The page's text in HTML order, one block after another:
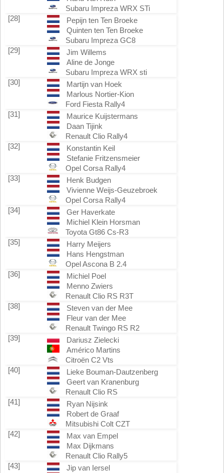
Subaru Impreza WRX STi
[28]
Pepijn ten Ten Broeke
Quinten ten Ten Broeke
Subaru Impreza GC8
[29]
Jim Willems
Aline de Jonge
Subaru Impreza WRX sti
[30]
Martijn van Hoek
Marlous Nortier-Kion
Ford Fiesta Rally4
[31]
Maurice Kuijstermans
Daan Tijink
Renault Clio Rally4
[32]
Konstantin Keil
Stefanie Fritzensmeier
Opel Corsa Rally4
[33]
Henk Budgen
Vivienne Weijs-Geuzebroek
Opel Corsa Rally4
[34]
Ger Haverkate
Michiel Klein Horsman
Toyota Gt86 Cs-R3
[35]
Harry Meijers
Hans Hengstman
Opel Ascona B 2.4
[36]
Michiel Poel
Menno Zwiers
Renault Clio RS R3T
[38]
Steven van der Mee
Fleur van der Mee
Renault Twingo RS R2
[39]
Dariusz Zielecki
Américo Martins
Citroën C2 Vts
[40]
Lieke Bouman-Dautzenberg
Geert van Kranenburg
Renault Clio RS
[41]
Ryan Nijsink
Robert de Graaf
Mitsubishi Colt CZT
[42]
Max van Empel
Max Dijkmans
Renault Clio Rally5
[43]
Jip van Iersel